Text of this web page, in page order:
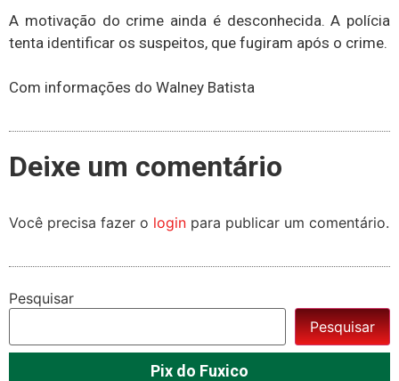
A motivação do crime ainda é desconhecida. A polícia
tenta identificar os suspeitos, que fugiram após o crime.
Com informações do Walney Batista
Deixe um comentário
Você precisa fazer o login para publicar um comentário.
Pesquisar
Pesquisar
Pix do Fuxico